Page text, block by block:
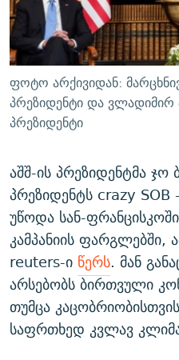
ᲛᲝᲚᲐᲞᲐᲠᲐᲙᲔ ᲢᲔᲥᲡᲢᲔᲑᲘ
ᲨᲘᲜ - ᲣᲪᲮᲝᲔᲗᲨᲘ
ᲚᲘᲢᲔᲠᲐᲢᲣᲠᲣᲚᲘ ᲬᲐᲮᲜᲐᲒᲔᲑᲘ
ᲐᲛᲔᲠᲘᲙᲣᲚᲘ ᲛᲝᲗᲮᲠᲝᲑᲐ
ᲘᲛᲞᲔᲠᲘᲐ ᲓᲐ ᲠᲐᲓᲘᲝ
ᲩᲔᲛᲘ ᲡᲘᲙᲕᲓᲘᲚᲘᲡ ᲛᲘᲖᲔᲖᲘᲐ
11 ᲬᲔᲚᲘ - 11 ᲐᲛᲑᲐᲕᲘ
ᲡᲐᲞᲐᲠᲚᲐᲛᲔᲜᲢᲝ ᲐᲠᲩᲔᲕᲜᲔᲑᲘᲡ
ᲑᲐᲕᲨᲕᲔᲑᲘ ᲞᲠᲝᲡᲢᲘᲢᲣᲪᲘᲐᲨᲘ -
5 ᲐᲛᲑᲐᲕᲘ - 20 ᲘᲕᲜᲘᲡᲡ
ПРИВЕТ ᲙᲣᲚᲢᲣᲠᲐ
ᲒᲐᲛᲝᲘᲬᲔᲠᲔ
რთე/რთ-ის ყველა
ფოტო არქივიდან:
პრეზიდენტი და ვლადიმირ
პრეზიდენტი
აშშ-ის პრეზიდენტმა ჯო
პრეზიდენტს crazy
უწოდა სან-
კამპანიის ფარგლებში,
reuters-ი წერს. მან
არსებობს ბირთვული
თუმცა
საფრთხედ კვლავ